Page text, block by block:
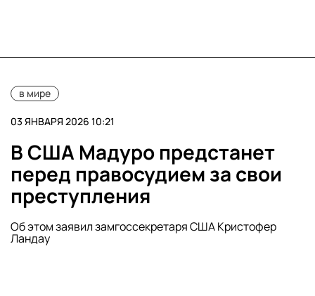
в мире
03 ЯНВАРЯ 2026 10:21
В США Мадуро предстанет
перед правосудием за свои
преступления
Об этом заявил замгоссекретаря США Кристофер
Ландау